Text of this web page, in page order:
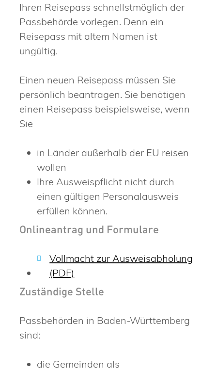
Ihren Reisepass schnellstmöglich der
Passbehörde vorlegen. Denn ein
Reisepass mit altem Namen ist
ungültig.
Einen neuen Reisepass müssen Sie
persönlich beantragen. Sie benötigen
einen Reisepass beispielsweise, wenn
Sie
in Länder außerhalb der EU reisen
wollen
Ihre Ausweispflicht nicht durch
einen gültigen Personalausweis
erfüllen können.
Onlineantrag und Formulare
Vollmacht zur Ausweisabholung
(PDF)
Zuständige Stelle
Passbehörden in Baden-Württemberg
sind:
die Gemeinden als